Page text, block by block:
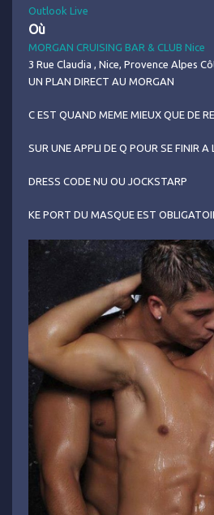
Outlook Live
Où
MORGAN CRUISING BAR & CLUB Nice
3 Rue Claudia , Nice, Provence Alpes
UN PLAN DIRECT AU MORGAN
C EST QUAND MEME MIEUX QUE DE
SUR UNE APPLI DE Q POUR SE FINIR A
DRESS CODE NU OU JOCKSTARP
KE PORT DU MASQUE EST